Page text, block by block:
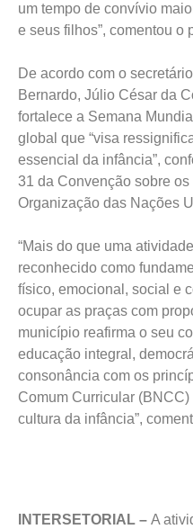
um tempo de convívio
e seus filhos”, comentou o
De acordo com o
Bernardo, Júlio César da
fortalece a Semana
global que “visa
essencial da infância”,
31 da Convenção sobre
Organização das Nações
“Mais do que uma
reconhecido como
físico, emocional, social e
ocupar as praças com
município reafirma o seu
educação integral,
consonância com os
Comum Curricular
cultura da infância”,
INTERSETORIAL – A